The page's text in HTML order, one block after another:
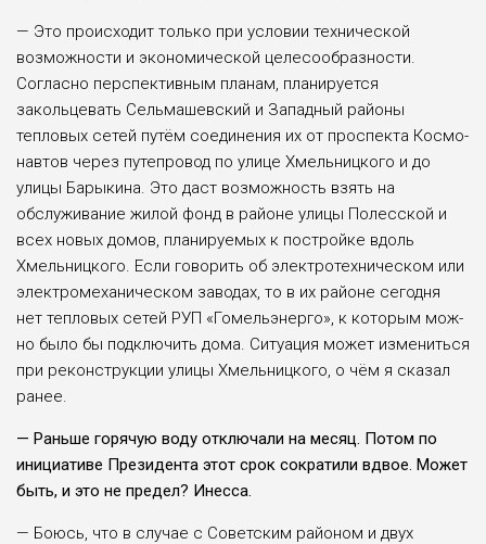
— Это происходит только при условии тех­нической
возможности и экономической целесообразности.
Согласно перспективным планам, планируется
закольцевать Сельмашевский и Запад­ный районы
тепловых сетей путём соединения их от проспекта Космо­
навтов через путепровод по улице Хмельницко­го и до
улицы Барыкина. Это даст возможность взять на
обслуживание жилой фонд в районе улицы Полесской и
всех новых домов, планиру­емых к постройке вдоль
Хмельницкого. Если гово­рить об электротехниче­ском или
электромехани­ческом заводах, то в их районе сегодня
нет тепло­вых сетей РУП «Гомельэнерго», к которым мож­
но было бы подключить дома. Ситуация может измениться
при рекон­струкции улицы Хмель­ницкого, о чём я сказал
ранее.
— Раньше горячую воду отключали на месяц. Потом по
инициа­тиве Президента этот срок сократили вдвое. Может
быть, и это не предел? Инесса.
— Боюсь, что в случае с Советским районом и двух